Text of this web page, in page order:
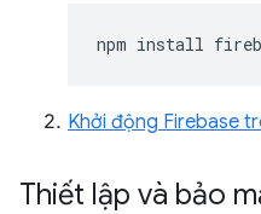
npm install
Khởi động Firebase
Thiết lập và bảo